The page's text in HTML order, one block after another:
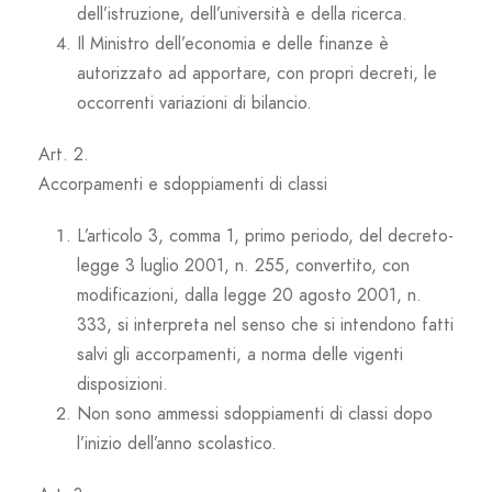
dell’istruzione, dell’università e della ricerca.
Il Ministro dell’economia e delle finanze è
autorizzato ad apportare, con propri decreti, le
occorrenti variazioni di bilancio.
Art. 2.
Accorpamenti e sdoppiamenti di classi
L’articolo 3, comma 1, primo periodo, del decreto-
legge 3 luglio 2001, n. 255, convertito, con
modificazioni, dalla legge 20 agosto 2001, n.
333, si interpreta nel senso che si intendono fatti
salvi gli accorpamenti, a norma delle vigenti
disposizioni.
Non sono ammessi sdoppiamenti di classi dopo
l’inizio dell’anno scolastico.